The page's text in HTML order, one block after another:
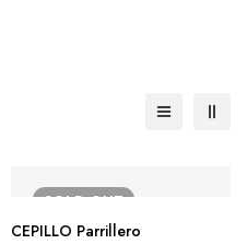
SOLDOUT
CEPILLO Parrillero